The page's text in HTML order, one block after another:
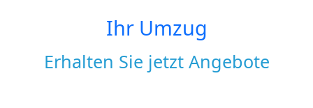
Ihr Umzug
Erhalten Sie jetzt Angebote